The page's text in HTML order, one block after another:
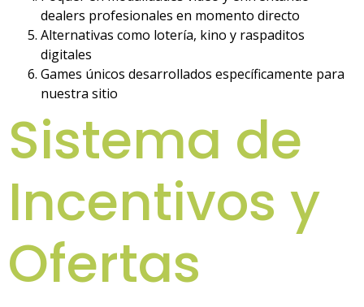
dealers profesionales en momento directo
Alternativas como lotería, kino y raspaditos
digitales
Games únicos desarrollados específicamente para
nuestra sitio
Sistema de
Incentivos y
Ofertas